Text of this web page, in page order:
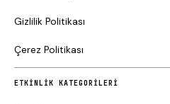
Gizlilik Politikası
Çerez Politikası
ETKINLIK KATEGORILERI